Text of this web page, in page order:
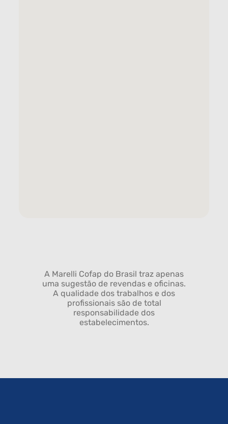
A Marelli Cofap do Brasil traz apenas
uma sugestão de revendas e oficinas.
A qualidade dos trabalhos e dos
profissionais são de total
responsabilidade dos
estabelecimentos.